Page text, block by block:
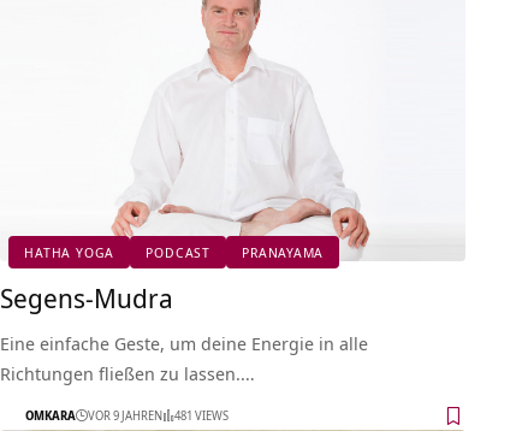
HATHA YOGA PODCAST PRANAYAMA
Segens-Mudra
Eine einfache Geste, um deine Energie in alle
Richtungen fließen zu lassen.…
OMKARA VOR 9 JAHREN 481 VIEWS